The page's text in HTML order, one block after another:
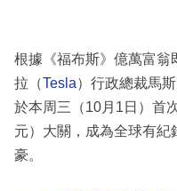
區
根據《福布斯》億萬富翁
拉（Tesla）行政總裁馬
於本周三（10月1日）首
元）大關，成為全球有紀
豪。